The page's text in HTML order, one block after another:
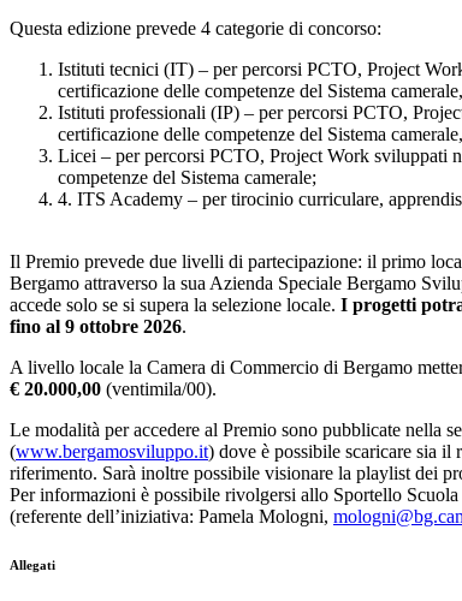
Questa edizione prevede 4 categorie di concorso:
Istituti tecnici (IT) – per percorsi PCTO, Project
certificazione delle competenze del Sistema
Istituti professionali (IP) – per percorsi PCTO,
certificazione delle competenze del Sistema
Licei – per percorsi PCTO, Project Work sviluppati
competenze del Sistema camerale;
4. ITS Academy – per tirocinio curriculare,
Il Premio prevede due livelli di partecipazione: il primo
Bergamo attraverso la sua Azienda Speciale Bergamo
accede solo se si supera la selezione locale. I progetti
fino al 9 ottobre 2026.
A livello locale la Camera di Commercio di Bergamo
€ 20.000,00 (ventimila/00).
Le modalità per accedere al Premio sono pubblicate nella
(www.bergamosviluppo.it) dove è possibile scaricare sia il
riferimento. Sarà inoltre possibile visionare la playlist dei
Per informazioni è possibile rivolgersi allo Sportello
(referente dell’iniziativa: Pamela Mologni,
Allegati